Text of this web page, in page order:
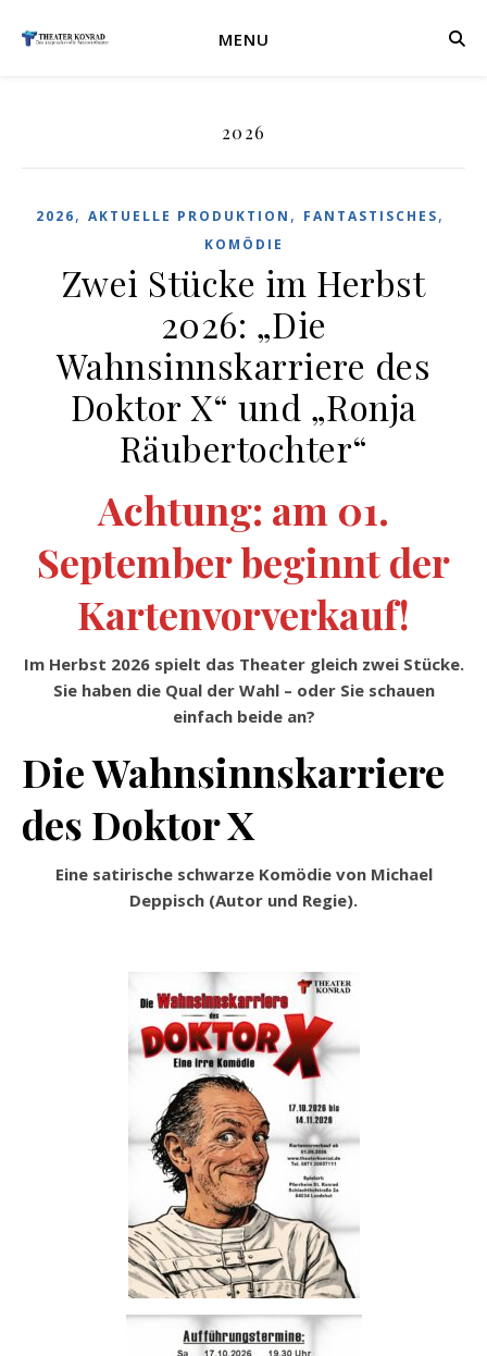
MENU
2026
2026, AKTUELLE PRODUKTION , FANTASTISCHES,
KOMÖDIE
Zwei Stücke im Herbst
2026: „Die
Wahnsinnskarriere des
Doktor X“ und „Ronja
Räubertochter“
Achtung: am 01.
September beginnt der
Kartenvorverkauf!
Im Herbst 2026 spielt das Theater gleich zwei Stücke.
Sie haben die Qual der Wahl – oder Sie schauen
einfach beide an?
Die Wahnsinnskarriere
des Doktor X
Eine satirische schwarze Komödie von Michael
Deppisch (Autor und Regie).